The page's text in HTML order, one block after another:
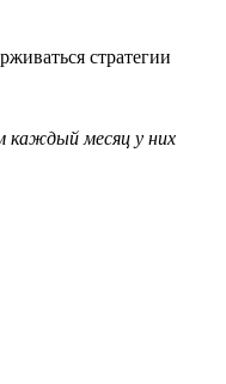
стратегии
каждый месяц у них